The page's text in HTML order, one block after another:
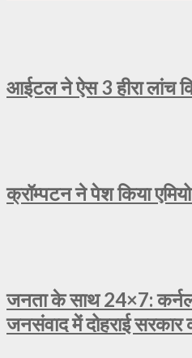
आईटल ने ऐस 3 हीरा लांच
क्रॉम्पटन ने पेश किया
जनता के साथ 24×7: कर्नल
जनसंवाद में दोहराई सरकार